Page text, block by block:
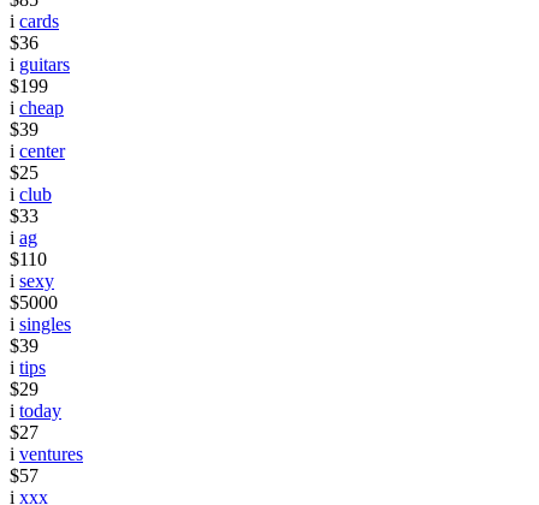
i cards
$36
i guitars
$199
i cheap
$39
i center
$25
i club
$33
i ag
$110
i sexy
$5000
i singles
$39
i tips
$29
i today
$27
i ventures
$57
i xxx